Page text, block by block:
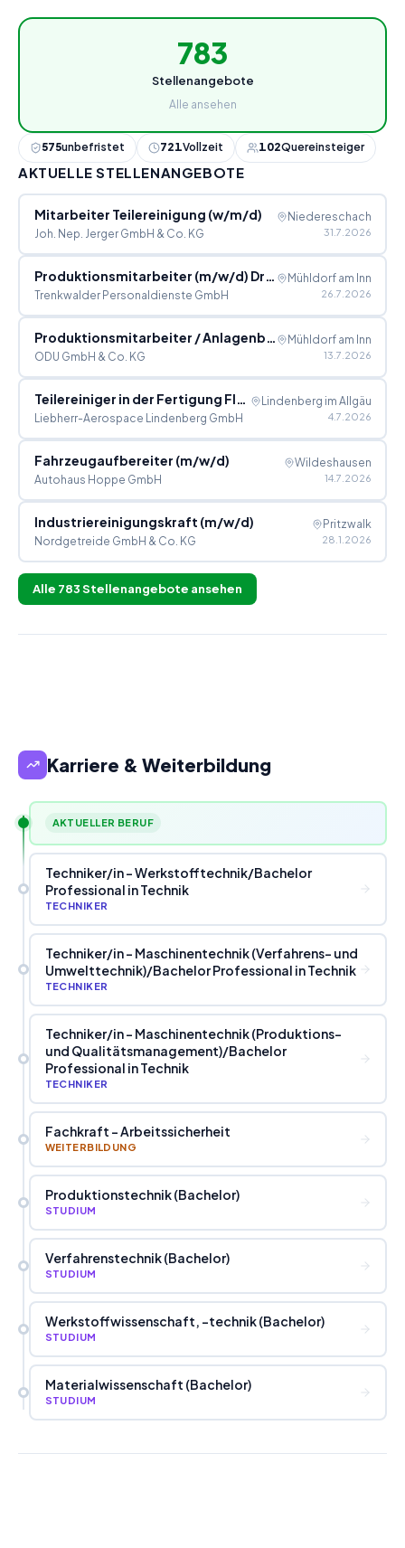
783
Stellenangebote
Alle ansehen
575unbefristet 721Vollzeit 102Quereinsteiger
AKTUELLE STELLENANGEBOTE
Mitarbeiter Teilereinigung (w/m/d)
Joh. Nep. Jerger GmbH & Co. KG
Niedereschach
31.7.2026
Produktionsmitarbeiter (m/w/d) Dreherei Teilereinigung
Trenkwalder Personaldienste GmbH
Mühldorf am Inn
26.7.2026
Produktionsmitarbeiter / Anlagenbediener (m/w/d) Teilereinigung, Otto Dunkel GmbH
ODU GmbH & Co. KG
Mühldorf am Inn
13.7.2026
Teilereiniger in der Fertigung Flugsteuerung (m/w/d)
Liebherr-Aerospace Lindenberg GmbH
Lindenberg im Allgäu
4.7.2026
Fahrzeugaufbereiter (m/w/d)
Autohaus Hoppe GmbH
Wildeshausen
14.7.2026
Industriereinigungskraft (m/w/d)
Nordgetreide GmbH & Co. KG
Pritzwalk
28.1.2026
Alle 783Stellenangebote ansehen
Karriere & Weiterbildung
AKTUELLER BERUF
Techniker/in - Werkstofftechnik/Bachelor
Professional in Technik
TECHNIKER
Techniker/in - Maschinentechnik (Verfahrens- und
Umwelttechnik)/Bachelor Professional in Technik
TECHNIKER
Techniker/in - Maschinentechnik (Produktions-
und Qualitätsmanagement)/Bachelor
Professional in Technik
TECHNIKER
Fachkraft - Arbeitssicherheit
WEITERBILDUNG
Produktionstechnik (Bachelor)
STUDIUM
Verfahrenstechnik (Bachelor)
STUDIUM
Werkstoffwissenschaft, -technik (Bachelor)
STUDIUM
Materialwissenschaft (Bachelor)
STUDIUM